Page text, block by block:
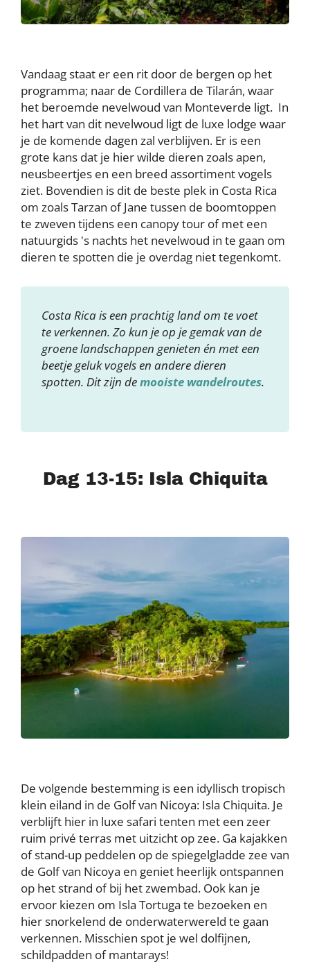
Vandaag staat er een rit door de bergen op het
programma; naar de Cordillera de Tilarán, waar
het beroemde nevelwoud van Monteverde ligt. In
het hart van dit nevelwoud ligt de luxe lodge waar
je de komende dagen zal verblijven. Er is een
grote kans dat je hier wilde dieren zoals apen,
neusbeertjes en een breed assortiment vogels
ziet. Bovendien is dit de beste plek in Costa Rica
om zoals Tarzan of Jane tussen de boomtoppen
te zweven tijdens een canopy tour of met een
natuurgids 's nachts het nevelwoud in te gaan om
dieren te spotten die je overdag niet tegenkomt.
Costa Rica is een prachtig land om te voet
te verkennen. Zo kun je op je gemak van de
groene landschappen genieten én met een
beetje geluk vogels en andere dieren
spotten. Dit zijn demooiste wandelroutes.
Dag 13-15: Isla Chiquita
De volgende bestemming is een idyllisch tropisch
klein eiland in de Golf van Nicoya: Isla Chiquita. Je
verblijft hier in luxe safari tenten met een zeer
ruim privé terras met uitzicht op zee. Ga kajakken
of stand-up peddelen op de spiegelgladde zee van
de Golf van Nicoya en geniet heerlijk ontspannen
op het strand of bij het zwembad. Ook kan je
ervoor kiezen om Isla Tortuga te bezoeken en
hier snorkelend de onderwaterwereld te gaan
verkennen. Misschien spot je wel dolfijnen,
schildpadden of mantarays!